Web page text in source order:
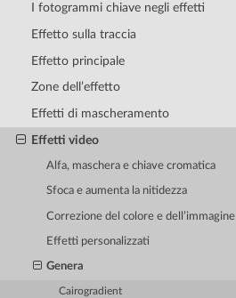
I fotogrammi chiave negli effetti
Effetto sulla traccia
Effetto principale
Zone dell’effetto
Effetti di mascheramento
Effetti video
Alfa, maschera e chiave cromatica
Sfoca e aumenta la nitidezza
Correzione del colore e dell’immagine
Effetti personalizzati
Genera
Cairogradient